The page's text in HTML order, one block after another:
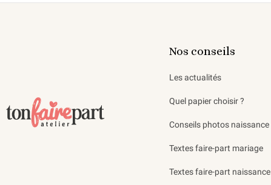
Nos conseils
Les actualités
Quel papier choisir ?
Conseils photos naissance
Textes faire-part mariage
Textes faire-part naissance